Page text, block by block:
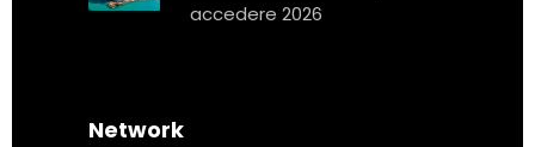
accedere 2026
Network